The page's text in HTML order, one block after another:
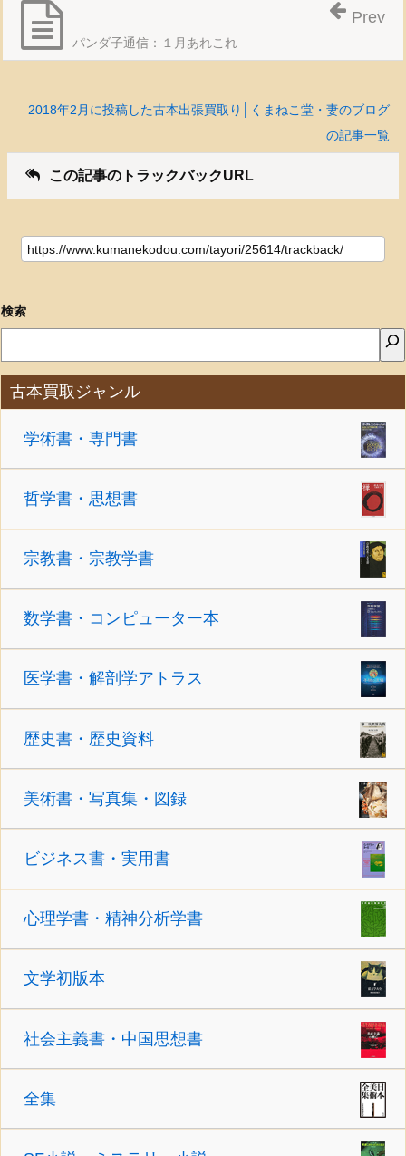
パンダ子通信：１月あれこれ
Prev
2018年2月に投稿した古本出張買取り│くまねこ堂・妻のブログ
の記事一覧
この記事のトラックバックURL
検索
古本買取ジャンル
学術書・専門書
哲学書・思想書
宗教書・宗教学書
数学書・コンピューター本
医学書・解剖学アトラス
歴史書・歴史資料
美術書・写真集・図録
ビジネス書・実用書
心理学書・精神分析学書
文学初版本
社会主義書・中国思想書
全集